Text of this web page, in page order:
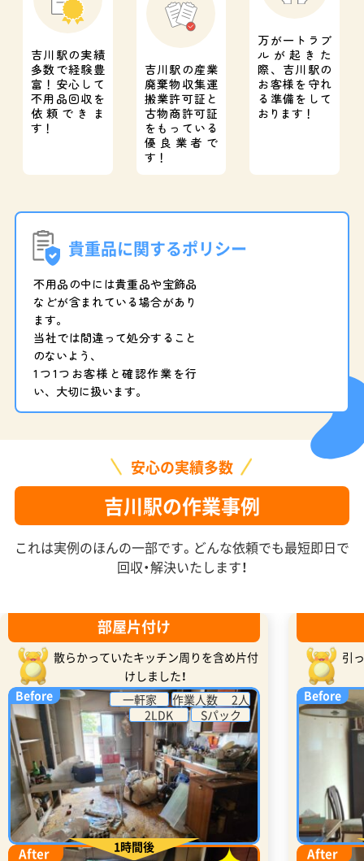
吉川駅の実績
多数で経験豊
富！ 安心して
不用品回収を
依頼できま
す！
吉川駅の産業
廃棄物収集運
搬業許可証と
古物商許可証
をもっている
優良業者で
す！
万が一トラブ
ルが起きた
際、 吉川駅の
お客様を守れ
る準備をして
おります！
貴重品に関するポリシー
不用品の中には貴重品や宝飾品
などが含まれている場合があり
ます。
当社では間違って処分すること
のないよう、
1つ1つお客様と確認作業を行
い、大切に扱います。
安心の実績多数
吉川駅の作業事例
これは実例のほんの一部です。どんな依頼でも最短即日で
回収・解決いたします！
部屋片付け
散らかっていたキッチン周りを含め片付
けしました！
Before
一軒家
作業人数 2人
2LDK
Sパック
After 1時間後
引
Before
After